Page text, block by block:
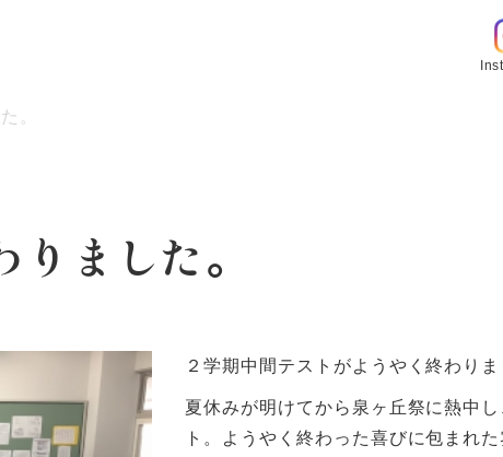
泉ヶ丘校のめざす教育
。
ました。
２学期中間テストがようやく終わりま
夏休みが明けてから泉ヶ丘祭に熱中
ト。ようやく終わった喜びに包まれ